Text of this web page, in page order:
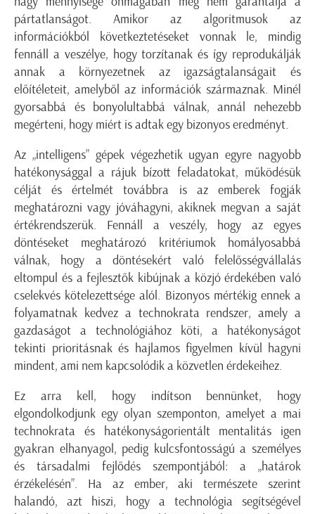
pártatlanságot. Amikor az algoritmusok az
információkból következtetéseket vonnak le, mindig
fennáll a veszélye, hogy torzítanak és így reprodukálják
annak a környezetnek az igazságtalanságait és
előítéleteit, amelyből az információk származnak. Minél
gyorsabbá és bonyolultabbá válnak, annál nehezebb
megérteni, hogy miért is adtak egy bizonyos eredményt.
Az „intelligens” gépek végezhetik ugyan egyre nagyobb
hatékonysággal a rájuk bízott feladatokat, működésük
célját és értelmét továbbra is az emberek fogják
meghatározni vagy jóváhagyni, akiknek megvan a saját
értékrendszerük. Fennáll a veszély, hogy az egyes
döntéseket meghatározó kritériumok homályosabbá
válnak, hogy a döntésekért való felelősségvállalás
eltompul és a fejlesztők kibújnak a közjó érdekében való
cselekvés kötelezettsége alól. Bizonyos mértékig ennek a
folyamatnak kedvez a technokrata rendszer, amely a
gazdaságot a technológiához köti, a hatékonyságot
tekinti prioritásnak és hajlamos figyelmen kívül hagyni
mindent, ami nem kapcsolódik a közvetlen érdekeihez.
Ez arra kell, hogy indítson bennünket, hogy
elgondolkodjunk egy olyan szemponton, amelyet a mai
technokrata és hatékonyságorientált mentalitás igen
gyakran elhanyagol, pedig kulcsfontosságú a személyes
és társadalmi fejlődés szempontjából: a „határok
érzékelésén”. Ha az ember, aki természete szerint
halandó, azt hiszi, hogy a technológia segítségével